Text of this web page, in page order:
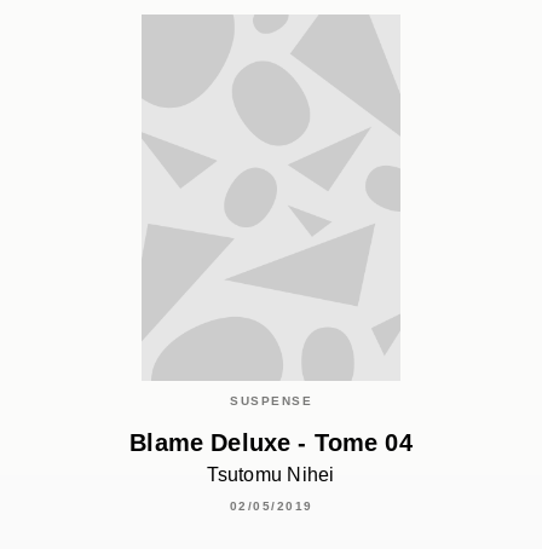
SUSPENSE
Blame Deluxe - Tome 04
Tsutomu Nihei
02/05/2019